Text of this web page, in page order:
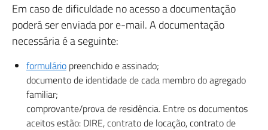
Em caso de dificuldade no acesso a documentação
poderá ser enviada por e-mail. A documentação
necessária é a seguinte:
formulário preenchido e assinado;
documento de identidade de cada membro do agregado
familiar;
comprovante/prova de residência. Entre os documentos
aceitos estão: DIRE, contrato de locação, contrato de